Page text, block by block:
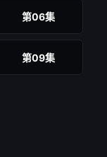
第06集
第09集